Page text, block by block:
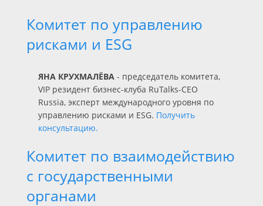
Комитет по управлению
рисками и ESG
ЯНА КРУХМАЛЁВА - председатель комитета,
VIP резидент бизнес-клуба RuTalks-CEO
Russia, эксперт международного уровня по
управлению рисками и ESG. Получить
консультацию.
Комитет по взаимодействию
с государственными
органами